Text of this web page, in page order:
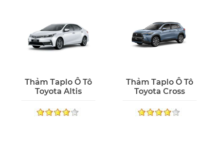
Thảm Taplo Ô Tô
Toyota Altis
Thảm Taplo Ô Tô
Toyota Cross